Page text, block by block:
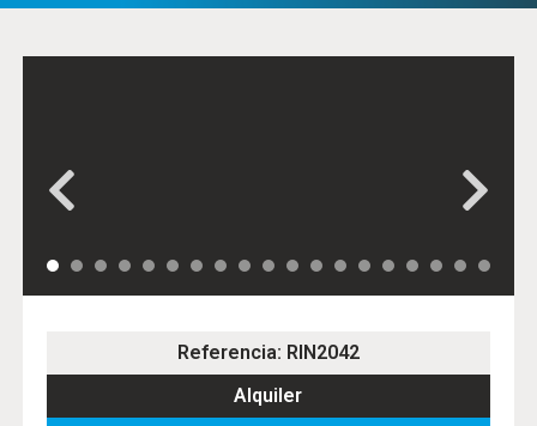
Referencia: RIN2042
Alquiler